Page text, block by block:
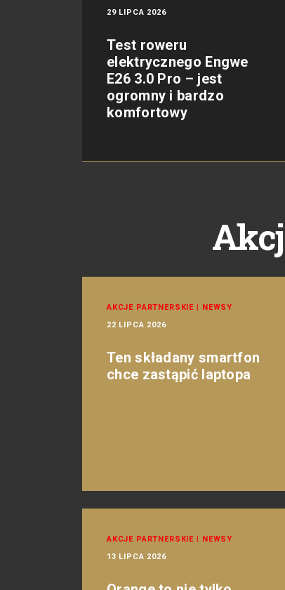
29 LIPCA 2026
Test roweru
elektrycznego Engwe
E26 3.0 Pro – jest
ogromny i bardzo
komfortowy
AKCJE PARTNERSKIE | NEWSY
22 LIPCA 2026
Ten składany smartfon
chce zastąpić laptopa
AKCJE PARTNERSKIE | NEWSY
13 LIPCA 2026